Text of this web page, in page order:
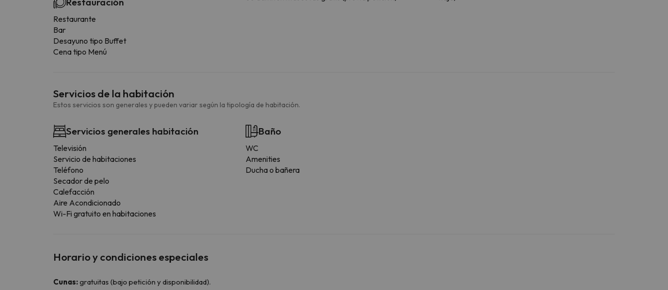
Restaurante
Bar
Desayuno tipo Buffet
Cena tipo Menú
Servicios de la habitación
Estos servicios son generales y pueden variar según la tipología de habitación.
Servicios generales habitación
Televisión
Servicio de habitaciones
Teléfono
Secador de pelo
Calefacción
Aire Acondicionado
Wi-Fi gratuito en habitaciones
Baño
WC
Amenities
Ducha o bañera
Horario y condiciones especiales
Cunas:gratuitas (bajo petición y disponibilidad).